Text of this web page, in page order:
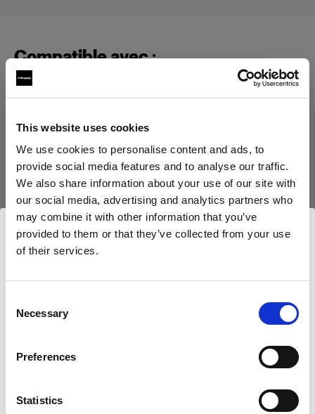
This website uses cookies
We use cookies to personalise content and ads, to
provide social media features and to analyse our traffic.
We also share information about your use of our site with
our social media, advertising and analytics partners who
may combine it with other information that you’ve
provided to them or that they’ve collected from your use
of their services.
Selection
Necessary
Preferences
Statistics
Canada
Langue
Compatible avec :
RFi Speedring
Bols beauté
Softlight Reflector Silver
Softlight Reflector White
Bols réflecteurs
MaxiZoom Reflector